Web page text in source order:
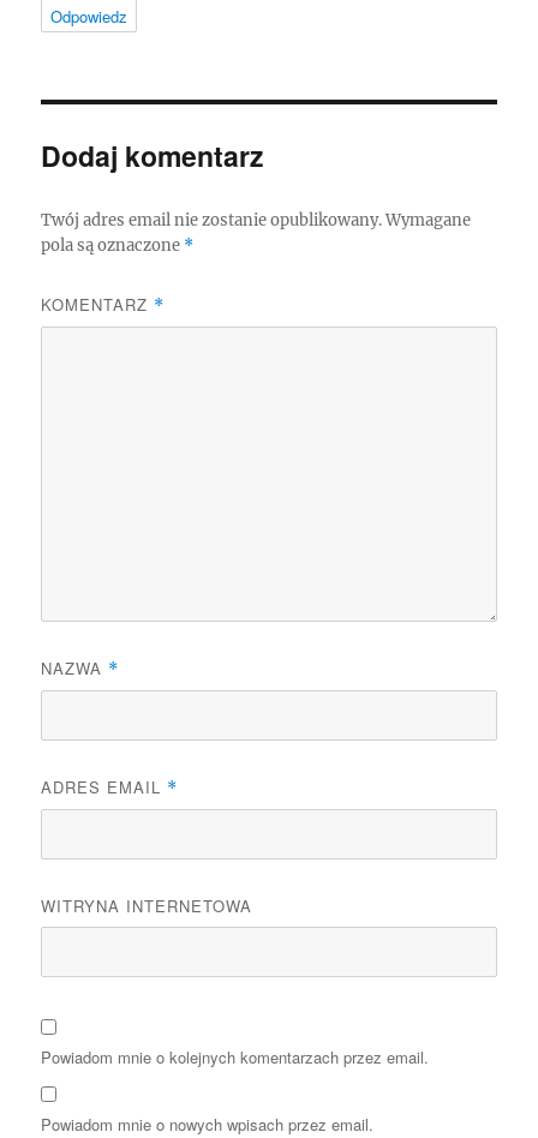
Odpowiedz
Dodaj komentarz
Twój adres email nie zostanie opublikowany. Wymagane
pola są oznaczone *
KOMENTARZ *
NAZWA *
ADRES EMAIL *
WITRYNA INTERNETOWA
Powiadom mnie o kolejnych komentarzach przez email.
Powiadom mnie o nowych wpisach przez email.